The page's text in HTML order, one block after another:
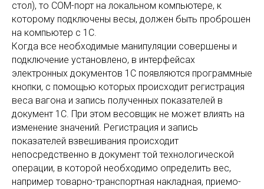
стол), то COM-порт на локальном компьютере, к
которому подключены весы, должен быть проброшен
на компьютер с 1С.
Когда все необходимые манипуляции совершены и
подключение установлено, в интерфейсах
электронных документов 1С появляются программные
кнопки, с помощью которых происходит регистрация
веса вагона и запись полученных показателей в
документ 1С. При этом весовщик не может влиять на
изменение значений. Регистрация и запись
показателей взвешивания происходит
непосредственно в документ той технологической
операции, в которой необходимо определить вес,
например товарно-транспортная накладная, приемо-